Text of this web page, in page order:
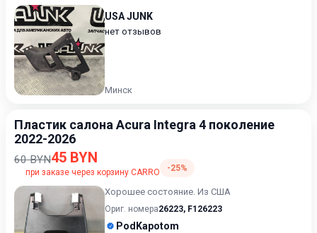
USA JUNK
нет отзывов
Минск
Пластик салона Acura Integra 4 поколение
2022-2026
60 BYN45 BYN
при заказе через корзину CARRO -25%
Хорошее состояние. Из США
Ориг. номера26223, F126223
PodKapotom